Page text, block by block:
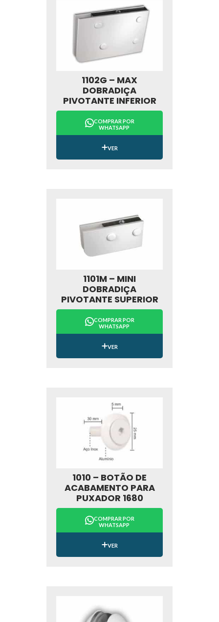
1102G – MAX
DOBRADIÇA
PIVOTANTE INFERIOR
COMPRAR POR
WHATSAPP
VER
1101M – MINI
DOBRADIÇA
PIVOTANTE SUPERIOR
COMPRAR POR
WHATSAPP
VER
1010 – BOTÃO DE
ACABAMENTO PARA
PUXADOR 1680
COMPRAR POR
WHATSAPP
VER